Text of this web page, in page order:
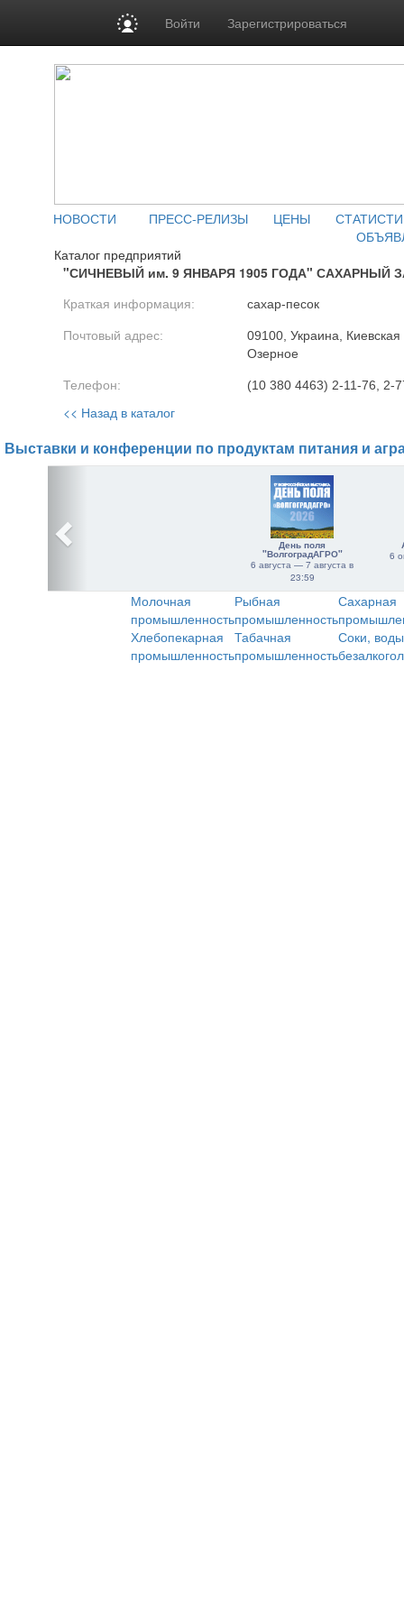
Войти Зарегистрироваться
НОВОСТИ ПРЕСС-РЕЛИЗЫ ЦЕНЫ
Каталог предприятий
"СИЧНЕВЫЙ им. 9 ЯНВАРЯ 1905 ГОДА" САХАРНЫЙ
Краткая информация: сахар-песок
Почтовый адрес:
09100, Украина,
Озерное
Телефон: (10 380 4463) 2-11-76, 2-
<< Назад в каталог
Выставки и конференции по продуктам питания и
День поля
"ВолгоградАГРО"
6 августа — 7 августа в
23:59
6
Молочная
промышленность
Рыбная
промышленность
Сахарная
Хлебопекарная
промышленность
Табачная
промышленность
Соки,